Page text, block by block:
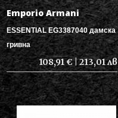
Emporio Armani
ESSENTIAL EG3387040 дамска
гривна
108,91 € | 213,01 лв